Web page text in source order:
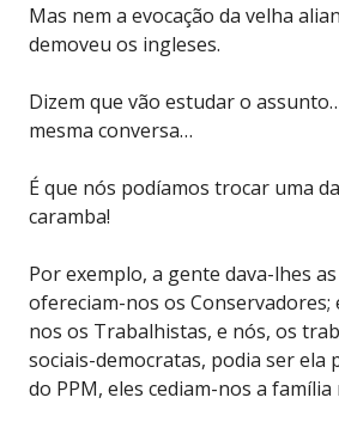
Mas nem a evocação da velha
demoveu os ingleses.
Dizem que vão estudar o
mesma conversa…
É que nós podíamos trocar uma
caramba!
Por exemplo, a gente dava-lhes
ofereciam-nos os Conservadores;
nos os Trabalhistas, e nós, os
sociais-democratas, podia ser ela
do PPM, eles cediam-nos a família